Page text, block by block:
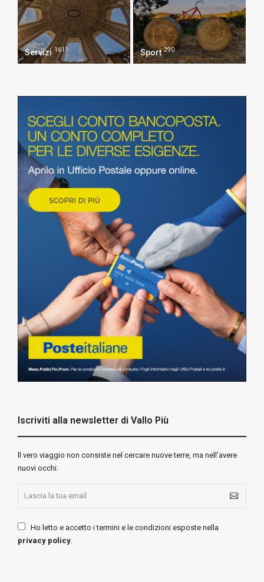
Servizi 1611 Sport 290
Iscriviti alla newsletter di Vallo Più
ll vero viaggio non consiste nel cercare nuove terre, ma nell’avere
nuovi occhi.
Ho letto e accetto i termini e le condizioni esposte nella
privacy policy